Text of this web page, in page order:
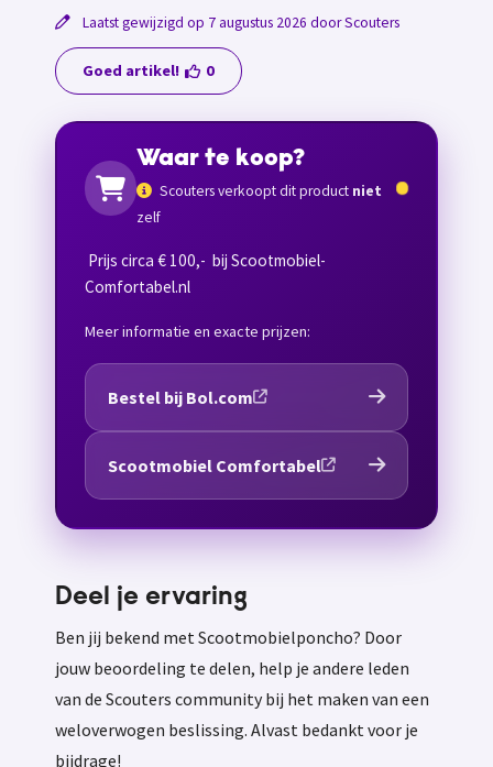
Laatst gewijzigd op 7 augustus 2026 door Scouters
Goed artikel! 0
Waar te koop?
Scouters verkoopt dit product niet
zelf
Prijs circa € 100,- bij Scootmobiel-
Comfortabel.nl
Meer informatie en exacte prijzen:
Bestel bij Bol.com
Scootmobiel Comfortabel
Deel je ervaring
Ben jij bekend met Scootmobielponcho? Door
jouw beoordeling te delen, help je andere leden
van de Scouters community bij het maken van een
weloverwogen beslissing. Alvast bedankt voor je
bijdrage!